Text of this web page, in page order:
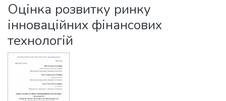
Оцінка розвитку ринку
інноваційних фінансових
технологій